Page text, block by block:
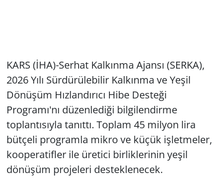
KARS (İHA)-Serhat Kalkınma Ajansı (SERKA),
2026 Yılı Sürdürülebilir Kalkınma ve Yeşil
Dönüşüm Hızlandırıcı Hibe Desteği
Programı'nı düzenlediği bilgilendirme
toplantısıyla tanıttı. Toplam 45 milyon lira
bütçeli programla mikro ve küçük işletmeler,
kooperatifler ile üretici birliklerinin yeşil
dönüşüm projeleri desteklenecek.